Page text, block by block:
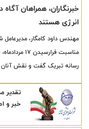
خبرنگاران، همراهان
انرژی هستند
مهندس داود کامگار،
مناسبت
رسانه تبریک گفت و نقش
تقدیر
خبر و